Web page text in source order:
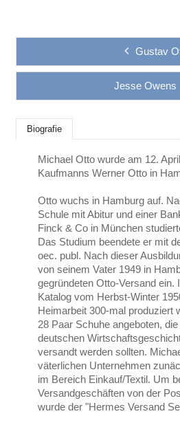
Gustav
Jesse Owens
Biografie
Michael Otto wurde am 12.
Kaufmanns Werner Otto in
Otto wuchs in Hamburg auf.
Schule mit Abitur und einer
Finck & Co in München
Das Studium beendete er mit
oec. publ. Nach dieser
von seinem Vater 1949 in
gegründeten Otto-Versand ein.
Katalog vom Herbst-Winter
Heimarbeit 300-mal produziert
28 Paar Schuhe angeboten,
deutschen
versandt werden sollten.
väterlichen Unternehmen
im Bereich Einkauf/Textil. Um
Versandgeschäften von der
wurde der "Hermes Versand